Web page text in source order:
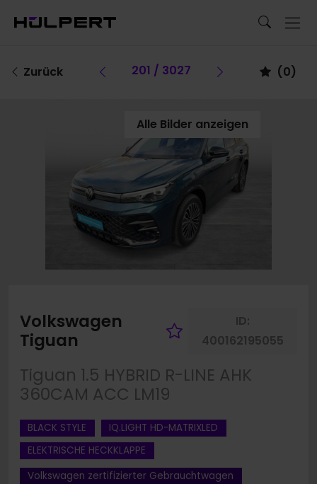
Zurück Vorheriges Fahrzeug
201 / 3027 Vorheriges
(0)
Alle Bilder anzeigen
Volkswagen
Tiguan
Fahrzeug
ID:
400162195055
Tiguan 1.5 HYBRID R-LINE AHK
360CAM ACC LM19
BLACK STYLE
IQ.LIGHT HD-MATRIXLED
ELEKTRISCHE HECKKLAPPE
Volkswagen zertifizierter Gebrauchtwagen